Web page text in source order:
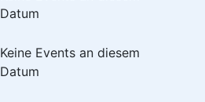
Datum
Keine Events an diesem
Datum